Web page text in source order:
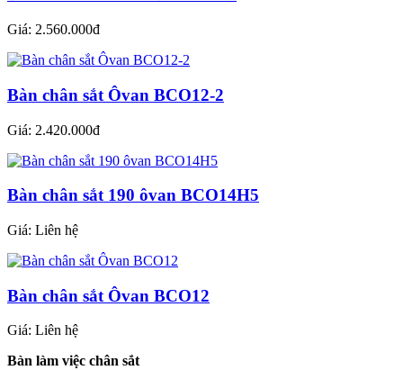
Giá: 2.560.000đ
Bàn chân sắt Ôvan BCO12-2
Giá: 2.420.000đ
Bàn chân sắt 190 ôvan BCO14H5
Giá: Liên hệ
Bàn chân sắt Ôvan BCO12
Giá: Liên hệ
Bàn làm việc chân sắt